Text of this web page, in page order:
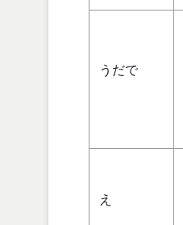
うだで
え